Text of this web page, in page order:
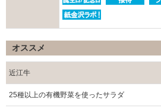
オススメ
近江牛
25種以上の有機野菜を使ったサラダ